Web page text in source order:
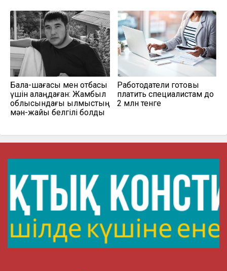
Бала-шағасы мен отбасы
үшін алаңдаған: Жамбыл
облысындағы қылмыстың
мән-жайы белгілі болды
Работодатели готовы
платить специалистам до
2 млн тенге